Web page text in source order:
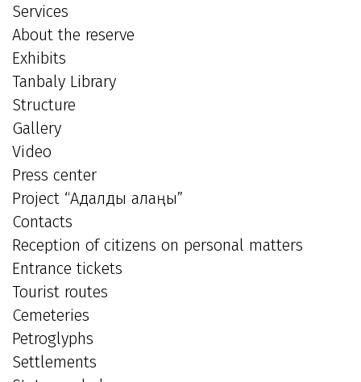
Services
About the reserve
Exhibits
Tanbaly Library
Structure
Gallery
Video
Press center
Project “Адалдық алаңы”
Contacts
Reception of citizens on personal matters
Entrance tickets
Tourist routes
Cemeteries
Petroglyphs
Settlements